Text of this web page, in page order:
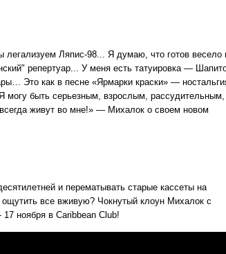
легализуем Ляпис-98... Я думаю, что готов весело
репертуар... У меня есть татуировка —
Это как в песне «Ярмарки краски» —
могу быть серьезным, взрослым,
живут во мне!» — Михалок о своем новом
и перематывать старые кассеты на
все вживую? Чокнутый клоун Михалок с
ноября в Caribbean Club!